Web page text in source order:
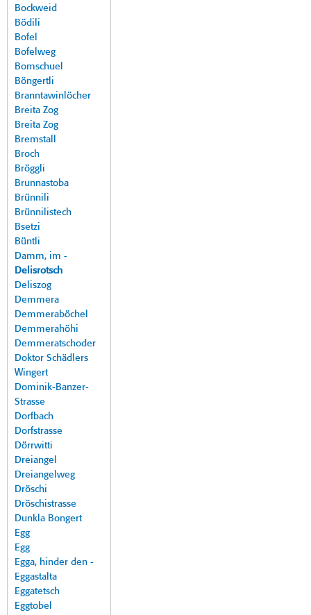
Bockweid
Bödili
Bofel
Bofelweg
Bomschuel
Böngertli
Branntawinlöcher
Breita Zog
Breita Zog
Bremstall
Broch
Bröggli
Brunnastoba
Brünnili
Brünnilistech
Bsetzi
Büntli
Damm, im -
Delisrotsch
Deliszog
Demmera
Demmeraböchel
Demmerahöhi
Demmeratschoder
Doktor Schädlers
Wingert
Dominik-Banzer-
Strasse
Dorfbach
Dorfstrasse
Dörrwitti
Dreiangel
Dreiangelweg
Dröschi
Dröschistrasse
Dunkla Bongert
Egg
Egg
Egga, hinder den -
Eggastalta
Eggatetsch
Eggtobel